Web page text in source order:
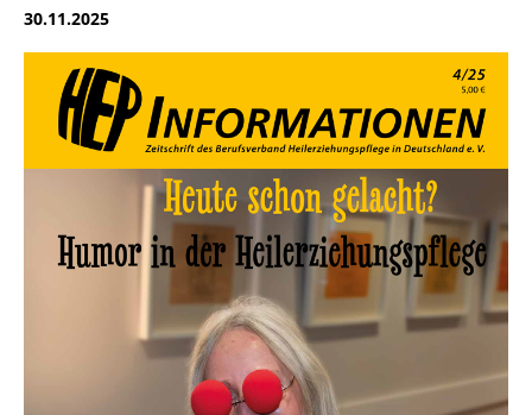
30.11.2025